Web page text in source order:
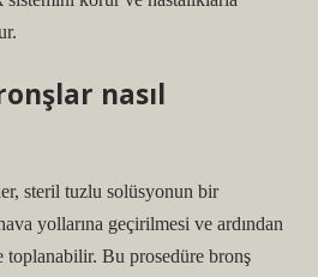
nasıl
steril tuzlu solüsyonun bir
yollarına geçirilmesi ve ardından
toplanabilir. Bu prosedüre bronş